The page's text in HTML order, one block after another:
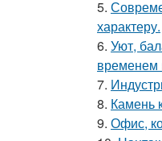
5.
характеру.
6. Уют,
временем
7.
8. Камень
9. Офис,